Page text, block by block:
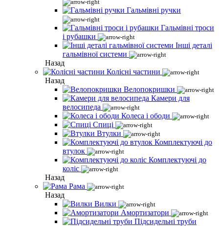
Гальмівні ручки
Гальмівні троси
і рубашки
Інші деталі
гальмівної системи
Назад
Колісні частини
Назад
Велопокришки
Камери для
велосипеда
Колеса і ободи
Спиці
Втулки
Комплектуючі до
втулок
Комплектуючі до
коліс
Назад
Рама
Назад
Вилки
Амортизатори
Підсидельні труби